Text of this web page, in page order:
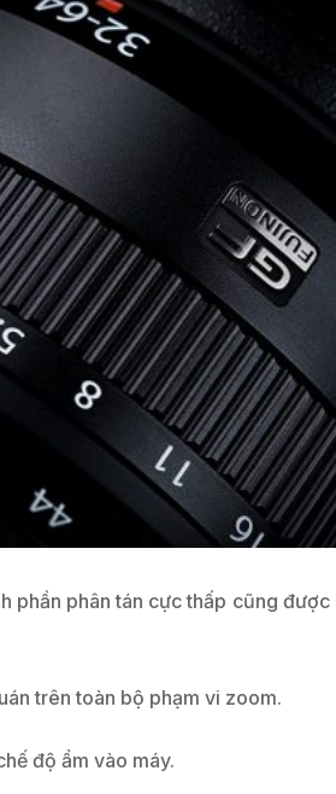
phần phân tán cực thấp cũng
trên toàn bộ phạm vi zoom.
độ ẩm vào máy.